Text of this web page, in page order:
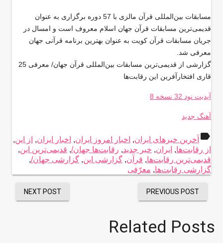
مسابقات بین‌المللی قرآن مالزی با 57 دوره برگزاری به عنوان
قدیمی‌ترین مسابقات قرآن جهان اسلام معروف است و امسال در
جریان مسابقات قرآن کویت به عنوان بهترین برنامه قرآنی جهان
معرفی شد.
گزارشی از قدیمی‌ترین مسابقات بین‌المللی قرآن جهان/ معرفی 25
قاری افتخار‌آفرین این رقابت‌ها
آپدیت نود 32 نسخه 8
آهنگ جدید
label آخرین خبرهای ایران, اخبار امروز ایران, اخبار ایران, از این,
از رقابت‌ها, ایران, خبر جدید, رقابت‌ها جهان/, قدیمی‌ترین این,
قدیمی‌ترین رقابت‌ها, قرآن, گزارشی این, گزارشی جهان/,
گزارشی رقابت‌ها, معرّفی
PREVIOUS POST
NEXT POST
Related Posts